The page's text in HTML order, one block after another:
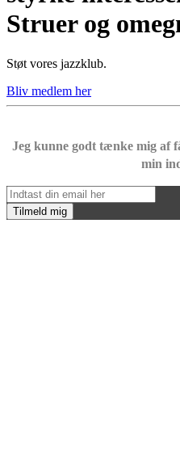
Struer og
Støt vores jazzklub.
Bliv medlem her
Jeg kunne godt tænke mig af
min
Tilmeld mig